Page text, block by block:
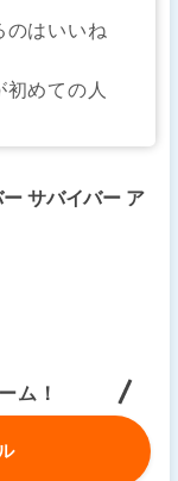
のはいいね
めての人
サバイバー ア
ム！